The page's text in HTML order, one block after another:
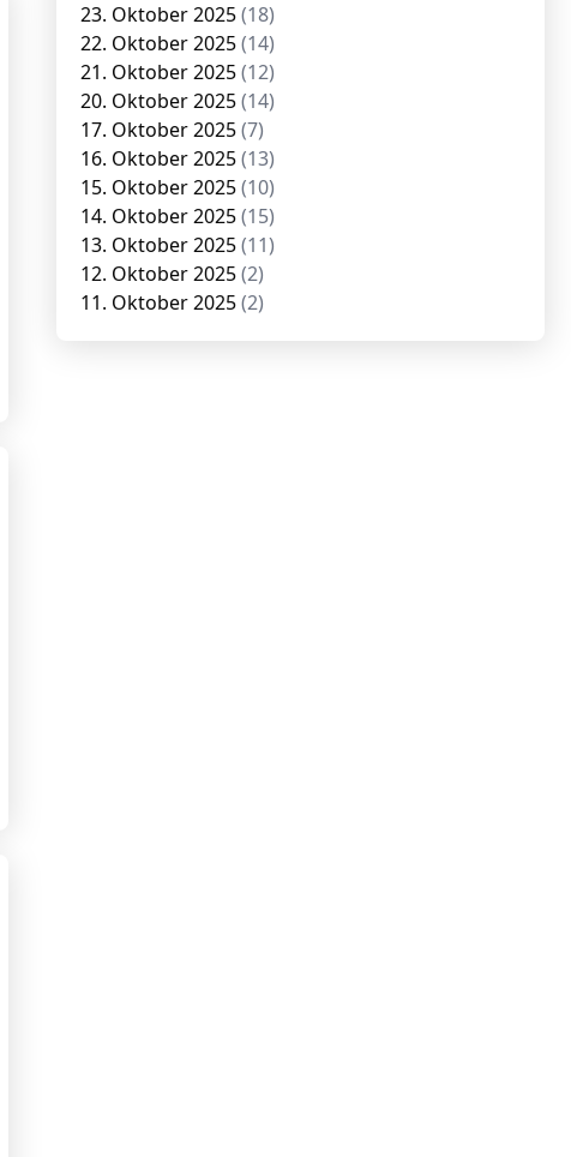
23. Oktober 2025(18)
22. Oktober 2025(14)
21. Oktober 2025(12)
20. Oktober 2025(14)
17. Oktober 2025(7)
16. Oktober 2025(13)
15. Oktober 2025(10)
14. Oktober 2025(15)
13. Oktober 2025(11)
12. Oktober 2025(2)
11. Oktober 2025(2)